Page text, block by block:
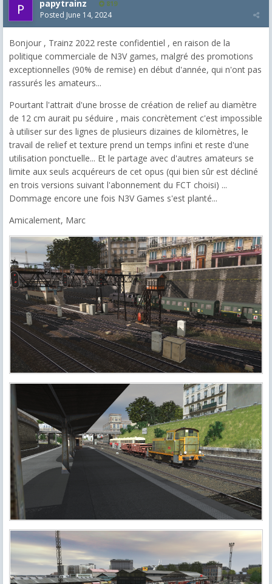
papytrainz 819
Posted June 14, 2024
Bonjour , Trainz 2022 reste confidentiel , en raison de la
politique commerciale de N3V games, malgré des promotions
exceptionnelles (90% de remise) en début d'année, qui n'ont pas
rassurés les amateurs...
Pourtant l'attrait d'une brosse de création de relief au diamètre
de 12 cm aurait pu séduire , mais concrètement c'est impossible
à utiliser sur des lignes de plusieurs dizaines de kilomètres, le
travail de relief et texture prend un temps infini et reste d'une
utilisation ponctuelle... Et le partage avec d'autres amateurs se
limite aux seuls acquéreurs de cet opus (qui bien sûr est décliné
en trois versions suivant l'abonnement du FCT choisi) ...
Dommage encore une fois N3V Games s'est planté...
Amicalement, Marc